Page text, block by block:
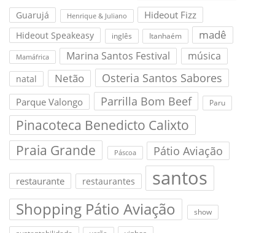
Guarujá Henrique & Juliano Hideout Fizz
Hideout Speakeasy inglês Itanhaém madê
Mamáfrica Marina Santos Festival música
natal Netão Osteria Santos Sabores
Parque Valongo Parrilla Bom Beef Paru
Pinacoteca Benedicto Calixto
Praia Grande
Páscoa Pátio Aviação
restaurante restaurantes santos
Shopping Pátio Aviação show